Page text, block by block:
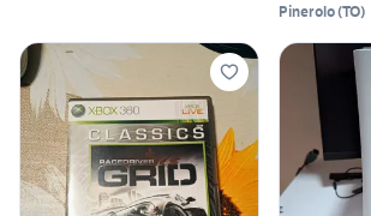
Pinerolo(TO)